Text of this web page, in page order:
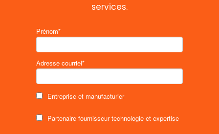
services.
Prénom*
Adresse courriel*
Entreprise et manufacturier
Partenaire fournisseur technologie et expertise